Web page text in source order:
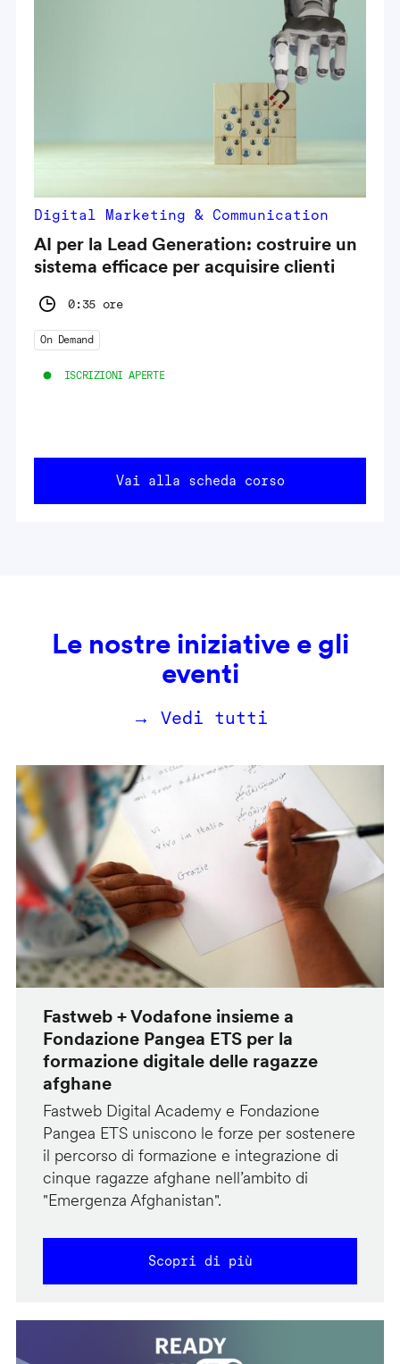
Digital Marketing & Communication
AI per la Lead Generation: costruire un
sistema efficace per acquisire clienti
0:35 ore
On Demand
ISCRIZIONI APERTE
Vai alla scheda corso
Le nostre iniziative e gli
eventi
→ Vedi tutti
Fastweb + Vodafone insieme a
Fondazione Pangea ETS per la
formazione digitale delle ragazze
afghane
Fastweb Digital Academy e Fondazione
Pangea ETS uniscono le forze per sostenere
il percorso di formazione e integrazione di
cinque ragazze afghane nell’ambito di
"Emergenza Afghanistan".
Scopri di più